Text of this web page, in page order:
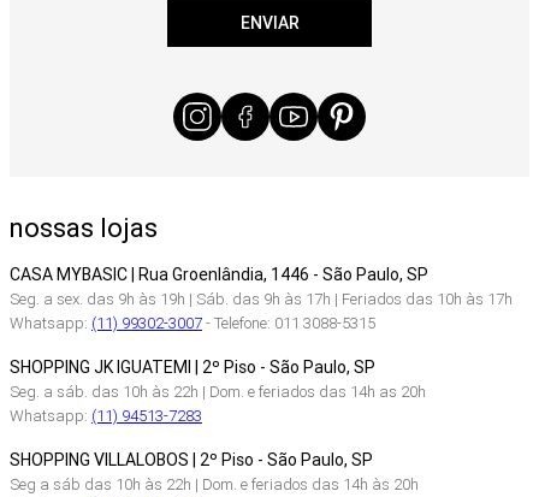
ENVIAR
nossas lojas
CASA MYBASIC | Rua Groenlândia, 1446 - São Paulo, SP
Seg. a sex. das 9h às 19h | Sáb. das 9h às 17h | Feriados das 10h às 17h
Whatsapp: (11) 99302-3007- Telefone: 011 3088-5315
SHOPPING JK IGUATEMI | 2º Piso - São Paulo, SP
Seg. a sáb. das 10h às 22h | Dom. e feriados das 14h as 20h
Whatsapp: (11) 94513-7283
SHOPPING VILLALOBOS | 2º Piso - São Paulo, SP
Seg a sáb das 10h às 22h | Dom. e feriados das 14h às 20h